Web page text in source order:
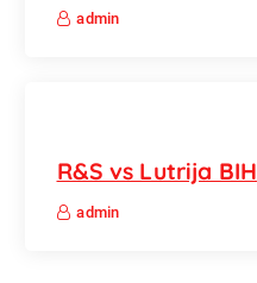
admin
R&S vs Lutrija BIH
admin